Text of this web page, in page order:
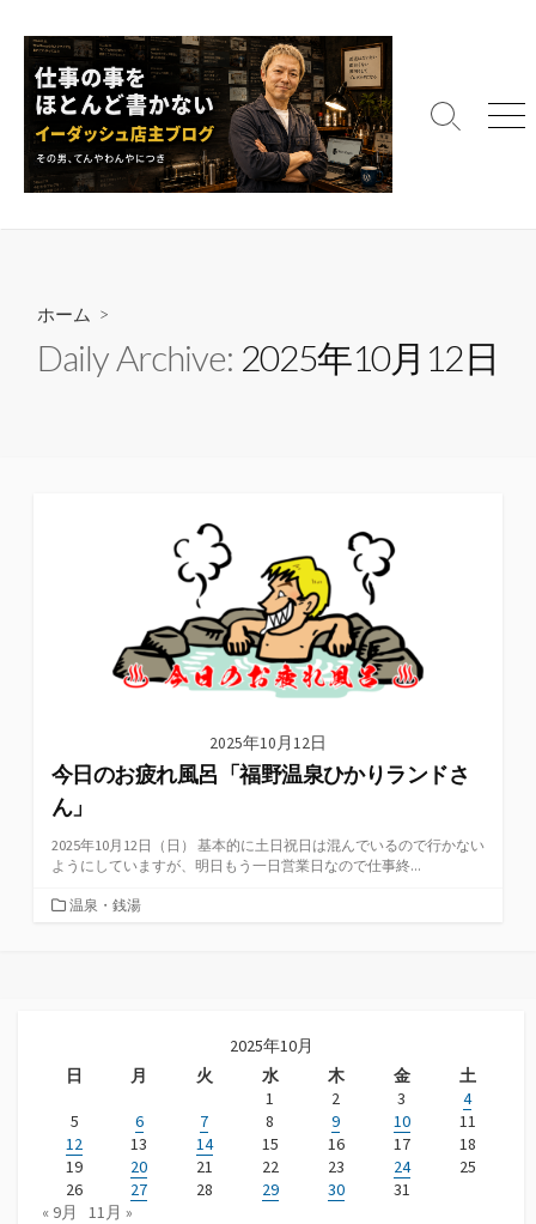
キ
検
メ
ホーム >
Daily Archive: 2025年10月12日
2025年10月12日
今日のお疲れ風呂「福野温泉ひかりランドさ
ん」
2025年10月12日（日） 基本的に土日祝日は混んでいるので行かない
ようにしていますが、明日もう一日営業日なので仕事終...
カ温泉・銭湯
2025年10月
日
月 火 水 木 金
土
1
2 3
4
5
6 7 8 9 10
11
12
13 14 15 16 17
18
19
20 21 22 23 24
25
26
27 28 29 30
31
« 9月
11月 »